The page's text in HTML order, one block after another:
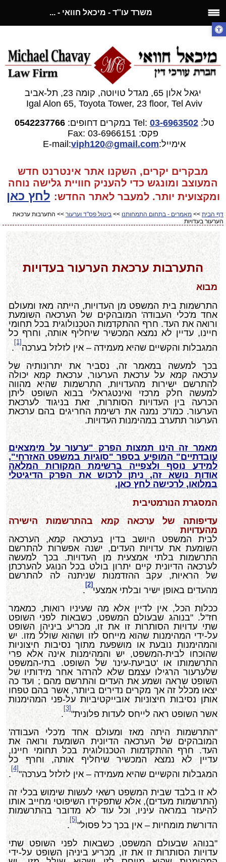
משרד עו''ד - מיכאל חוואי - ...
יגאל אלון 65, מגדל טויוטה, קומה 23, תל-אביב
Igal Alon 65, Toyota Tower, 23 floor, Tel Aviv
טל:03-6963502
Tel: במקרים דחופים:0542237766
פקס: 03-6966151
Fax:
אימייל:E-mail:
viph120@gmail.com
מבקרים יקרים, השקנו אתר אינטרנט חדש
המעוצב ומונגש כדי להעניק חוויית גלישה נוחה
ומקצועית יותר. למעבר לאתר החדש: לחץ כאן
דף הבית >> מאמרים - בתחום התמחותנו >> ביטול פס"ד וערעור >> התערבות ערכאת
הערעור בעדויות
התערבות ערכאת הערעור בעדויות
מבוא
התרשמות בית המשפט מן העדויות, הייתה מאז ומעולם
אחד מ'כלי העבודה' המובהקים של הערכאה השומעת
ורואה את העד. חרף ההתקדמות הטכנולוגית בכל תחומי
חיינו, עדיין לא נמצא המכשיר שיחליף אותה, וחרף כל
המגבלות והקשיים שהיא מעמידה – אין לזלזל בערכה
[1]
.
בכך למעשה במאמר זה, נסביר את יתרונותיה של
ערכאה קמא על ערכאת הערעור, ערכאת קמא יכולה
להתרשם ישירות מהעדויות, התרשמות שהיא מהווה
למעשה חלק מרכזי ואינטגראלי בבוא השופט ליתן
הכרעה בין העדויות הסותרות, זאת בניגוד לערכאת
הערעור. כמו"כ נמנה את רשימת החריגים בהם ערכאת
הערעור תתערב במהימנות העדויות.
מאמר זה הינו תמצות הפרק "ערעור על מימצאים
עובדתיים" המופיע בספר "סוגיות במשפט האזרחי",
למידע נוסף ולצפייה ברשימת המקורות המלאה
אודות נושא זה, ניתן לרכוש את הפרק הדיגיטלי
במלואו, לרכישה לחץ כאן.
המסגרת הנורמטיבית
עדיפותה של ערכאה קמא בהתרשמות הישירה
מהעדויות
לבית המשפט היושב בדין בערכאה קמא, הערכאה
השומעת את עדויות העדים, ישנה אפשרות להתרשם
התרשמות בלתי אמצעית מן העדויות. בכך למעשה
לערכאה הדיונית קיים יתרון בולט בכל הנוגע להערכתן
של הראיות, עקב ההזדמנות שניתנה לה להתרשם
מהעדים באופן ישיר ובלתי אמצעי
[2]
.
ככלות הכל, אין לדיין אלא מה שעיניו רואות, כמאמר
חז"ל. "בנוהג שבעולם המשפט, כשבאות לפני השופט
שתי עדויות הסותרות זו את זו, מכריע ביניהן השופט
על-ידי המהימנות שהוא מייחס לזו ושהוא שולל מזו. יש
והמהימנות נובעת או מושפעת מתוך נסיבות חיצוניות
שהוכחו לבית-המשפט, יש והמהימנות אינה אלא פרי
התרשמותו או 'טביעת-עינו' של השופט. בתי-המשפט
שלערעור הרגילו עצמם שלא להרהר אחר מידותיו של
השופט שראה ושמע את העדים והתרשם מהם ; ועד כה
יצאו מכלל זה אך מקרים נדירים ביותר, אשר בהם טפחו
אותן נסיבות חיצוניות אובייקטיביות על-פני המהימנות
אשר השופט ראה לייחס לעדות פלונית"
[3]
.
"התרשמות היתה מאז ומעולם אחד מ'כלי העבודה'
המובהקים של הערכאה הדיונית השומעת ורואה את
העד. חרף ההתקדמות הטכנולוגית בכל תחומי חיינו,
עדיין לא נמצא המכשיר שיחליף אותה, וחרף כל
המגבלות והקשיים שהיא מעמידה – אין לזלזל בערכה"
[4]
.
לא זו בלבד שבית המשפט רשאי לעשות שימוש בכלי זה
(התרשמות מעדים), אלא שתפקידו השיפוטי מחייב אותו
להיעזר במראה עיניו, וכל עוד לא מדובר בהתרשמות
הדורשת מומחיות – אין בכך כל פסול"
[5]
.
"בנוהג שבעולם המשפט, כשבאות לפני השופט שתי
עדויות הסותרות זו את זו, מכריע ביניהן השופט על-ידי